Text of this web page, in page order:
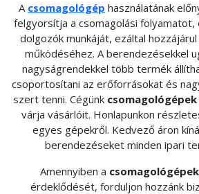
A csomagológép használatának
felgyorsítja a csomagolási
dolgozók munkáját, ezáltal
működéséhez. A berendezésekkel
nagyságrendekkel több termék
csoportosítani az erőforrásokat és
szert tenni. Cégünk csomagológépek
várja vásárlóit. Honlapunkon
egyes gépekről. Kedvező áron
berendezéseket minden ipari
Amennyiben a csomagológépek
érdeklődését, forduljon hozzánk